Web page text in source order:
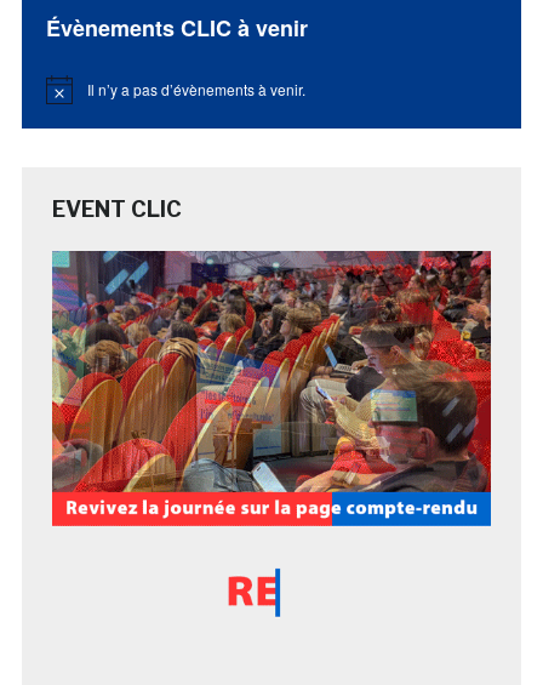
Évènements CLIC à venir
Notice Il n’y a pas d’évènements à venir.
EVENT CLIC